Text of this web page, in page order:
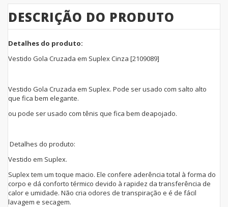
DESCRIÇÃO DO PRODUTO
Detalhes do produto:
Vestido Gola Cruzada em Suplex Cinza [2109089]
Vestido Gola Cruzada em Suplex. Pode ser usado com salto alto
que fica bem elegante.
ou pode ser usado com tênis que fica bem deapojado.
Detalhes do produto:
Vestido em Suplex.
Suplex tem um toque macio. Ele confere aderência total à forma do
corpo e dá conforto térmico devido à rapidez da transferência de
calor e umidade. Não cria odores de transpiração e é de fácil
lavagem e secagem.